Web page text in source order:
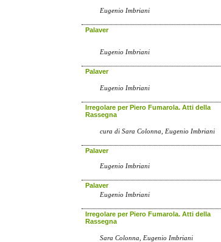
Eugenio Imbriani
Palaver
Eugenio Imbriani
Palaver
Eugenio Imbriani
Irregolare per Piero Fumarola. Atti della
Rassegna
cura di Sara Colonna, Eugenio Imbriani
Palaver
Eugenio Imbriani
Palaver
Eugenio Imbriani
Irregolare per Piero Fumarola. Atti della
Rassegna
Sara Colonna, Eugenio Imbriani